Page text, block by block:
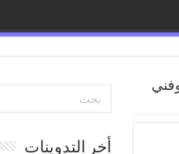
وفني
أخر التدوينات